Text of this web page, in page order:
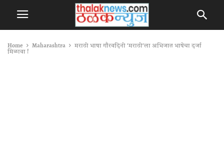
Home Maharashtra मराठी भाषा गौरवदिनी ‘मराठी’ला अभिजात भाषेचा दर्जा
मिळावा !